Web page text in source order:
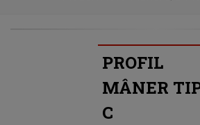
PROFIL
MÂNER
C